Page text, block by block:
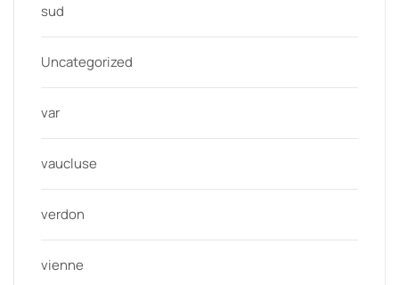
sud
Uncategorized
var
vaucluse
verdon
vienne